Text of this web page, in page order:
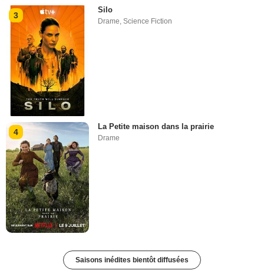
3
Silo
Drame ,Science Fiction
4
La Petite maison dans la prairie
Drame
Saisons inédites bientôt diffusées